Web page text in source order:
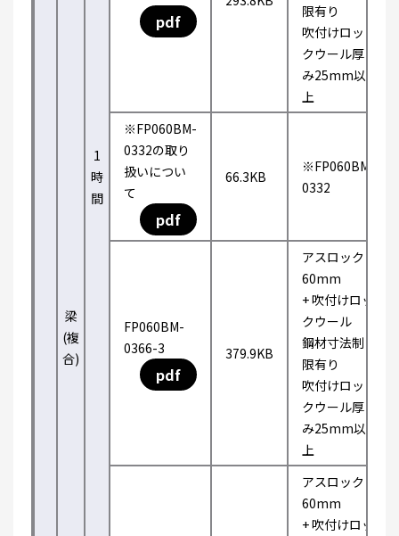
梁
(複
合)
1
時
間
pdf
限有り
吹付けロッ
クウール厚
み25mm以
上
※FP060BM-
0332の取り
扱いについ
て
pdf
66.3KB
※FP060BM-
0332
FP060BM-
0366-3
pdf
379.9KB
アスロック
60mm
+ 吹付けロッ
クウール
鋼材寸法制
限有り
吹付けロッ
クウール厚
み25mm以
上
アスロック
60mm
+ 吹付けロッ